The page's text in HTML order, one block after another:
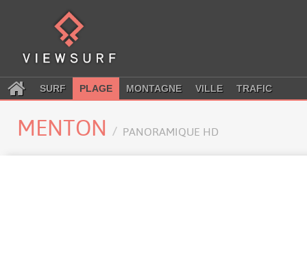
SURF PLAGE MONTAGNE VILLE TRAFIC
MENTON PANORAMIQUE HD